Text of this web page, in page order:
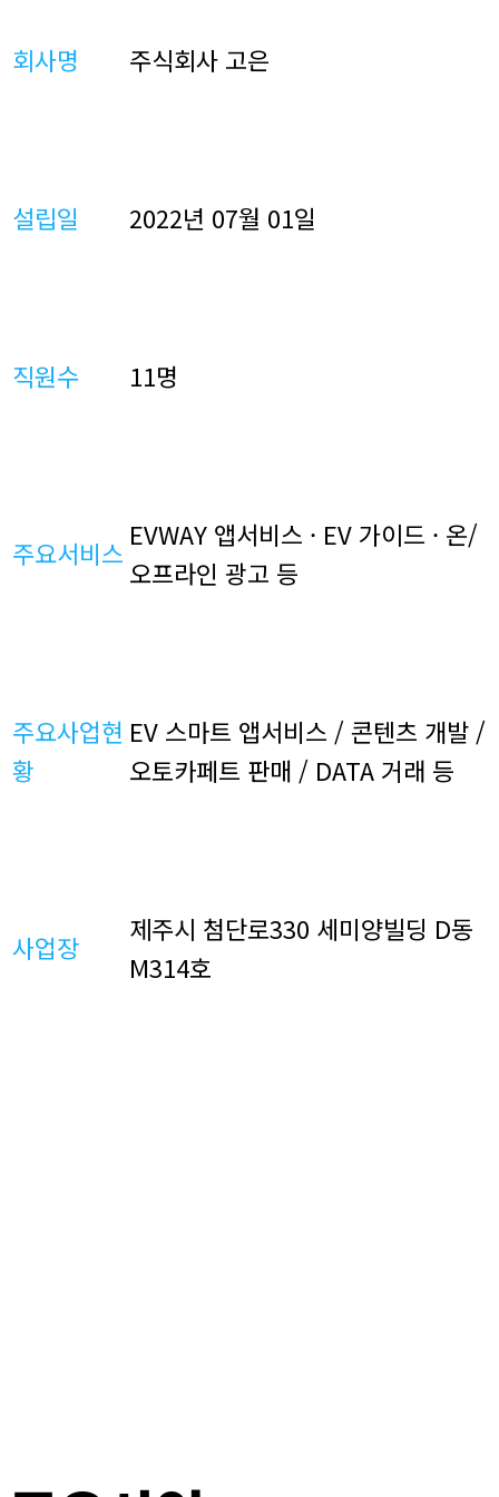
회사명 주식회사 고은
설립일 2022년 07월 01일
직원수 11명
주요서비스
EVWAY 앱서비스 · EV 가이드 · 온/
오프라인 광고 등
주요사업현
황
EV 스마트 앱서비스 / 콘텐츠 개발 /
오토카페트 판매 / DATA 거래 등
사업장
제주시 첨단로330 세미양빌딩 D동
M314호